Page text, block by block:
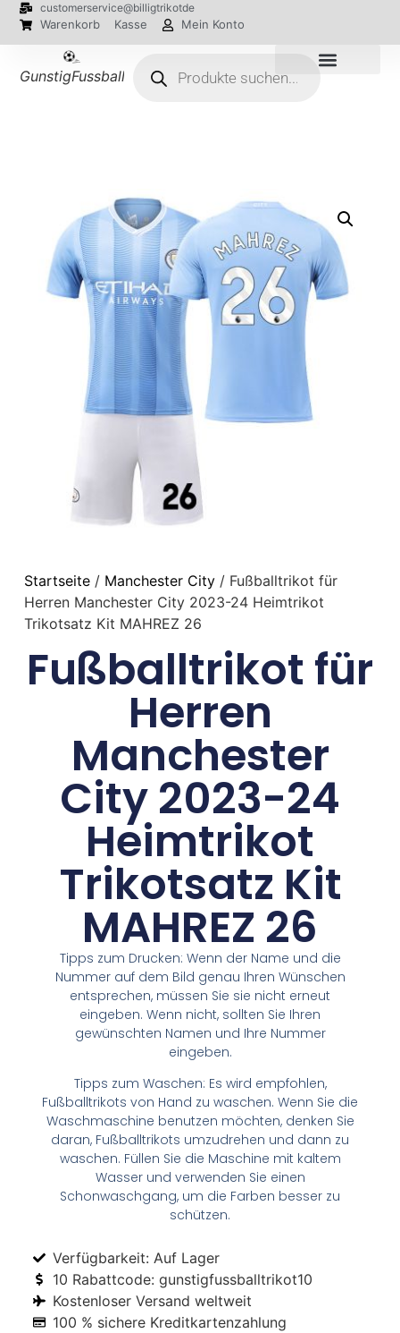
customerservice@billigtrikotde
Warenkorb Kasse Mein Konto
GunstigFussballTrikot
Startseite/ Manchester City/ Fußballtrikot für
Herren Manchester City 2023-24 Heimtrikot
Trikotsatz Kit MAHREZ 26
Fußballtrikot für
Herren
Manchester
City 2023-24
Heimtrikot
Trikotsatz Kit
MAHREZ 26
Tipps zum Drucken: Wenn der Name und die
Nummer auf dem Bild genau Ihren Wünschen
entsprechen, müssen Sie sie nicht erneut
eingeben. Wenn nicht, sollten Sie Ihren
gewünschten Namen und Ihre Nummer
eingeben.
Tipps zum Waschen: Es wird empfohlen,
Fußballtrikots von Hand zu waschen. Wenn Sie die
Waschmaschine benutzen möchten, denken Sie
daran, Fußballtrikots umzudrehen und dann zu
waschen. Füllen Sie die Maschine mit kaltem
Wasser und verwenden Sie einen
Schonwaschgang, um die Farben besser zu
schützen.
Verfügbarkeit: Auf Lager
10 Rabattcode: gunstigfussballtrikot10
Kostenloser Versand weltweit
100 % sichere Kreditkartenzahlung